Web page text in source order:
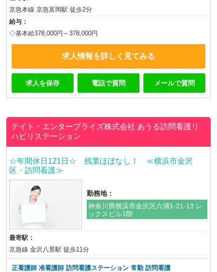
京急本線 京急富岡駅 徒歩2分
給与：
◇基本給378,000円～378,000円
求人情報を詳しく見てみる
求人を保存 電話で質問 メールで質問
テイト・エンタープライズ株式会社 あうる訪問看護リ
ハビリステーション
☆年間休日121日☆ 残業ほぼなし！ ≪横浜市金沢
区・訪問看護≫
勤務地：
神奈川県横浜市金沢区六浦1-21-13 レ
ックスビル1階
最寄駅：
京急線 金沢八景駅 徒歩11分
正看護師 准看護師 訪問看護ステーション 常勤 訪問看護